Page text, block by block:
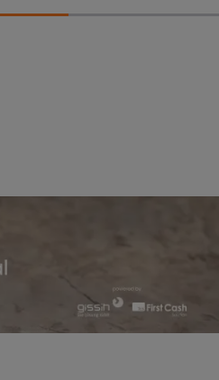
www.firstcashsolution.de